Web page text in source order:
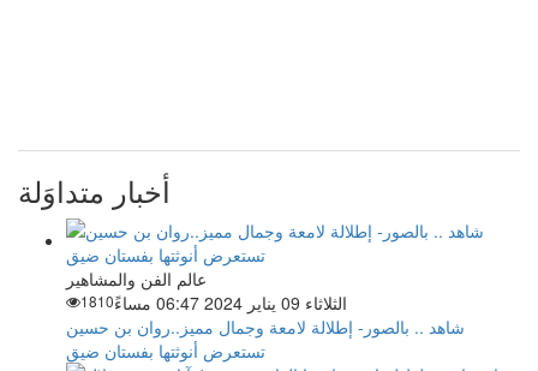
أخبار متداوَلة
عالم الفن والمشاهير
الثلاثاء 09 يناير 2024 06:47 مساءً
1810
شاهد .. بالصور- إطلالة لامعة وجمال مميز..روان بن حسين
تستعرض أنوثتها بفستان ضيق